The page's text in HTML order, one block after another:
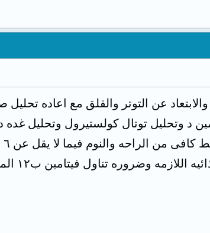
عن التوتر والقلق مع اعاده
فيتامين ب١٢ وفيتامين د وتحليل توتال
طبيب